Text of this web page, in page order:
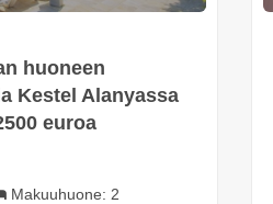
huoneen
Kestel Alanyassa
euroa
Makuuhuone: 2